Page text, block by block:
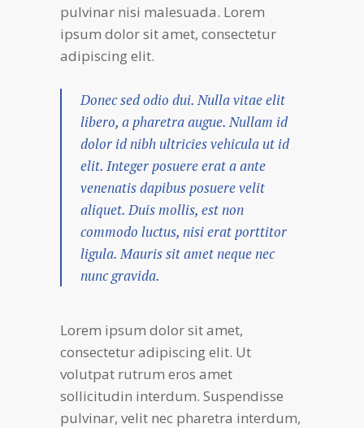
pulvinar nisi malesuada. Lorem
ipsum dolor sit amet, consectetur
adipiscing elit.
Donec sed odio dui. Nulla vitae elit
libero, a pharetra augue. Nullam id
dolor id nibh ultricies vehicula ut id
elit. Integer posuere erat a ante
venenatis dapibus posuere velit
aliquet. Duis mollis, est non
commodo luctus, nisi erat porttitor
ligula. Mauris sit amet neque nec
nunc gravida.
Lorem ipsum dolor sit amet,
consectetur adipiscing elit. Ut
volutpat rutrum eros amet
sollicitudin interdum. Suspendisse
pulvinar, velit nec pharetra interdum,